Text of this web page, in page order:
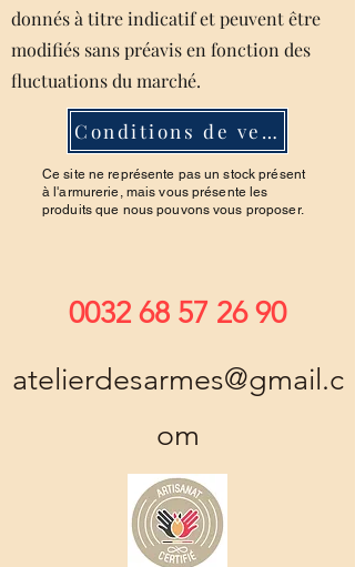
donnés à titre indicatif et peuvent être
modifiés sans préavis en fonction des
fluctuations du marché.
Conditions de ventes
Ce site ne représente pas un stock présent
à l'armurerie, mais vous présente les
produits que nous pouvons vous proposer.
0032 68 57 26 90
atelierdesarmes@gmail.c
om